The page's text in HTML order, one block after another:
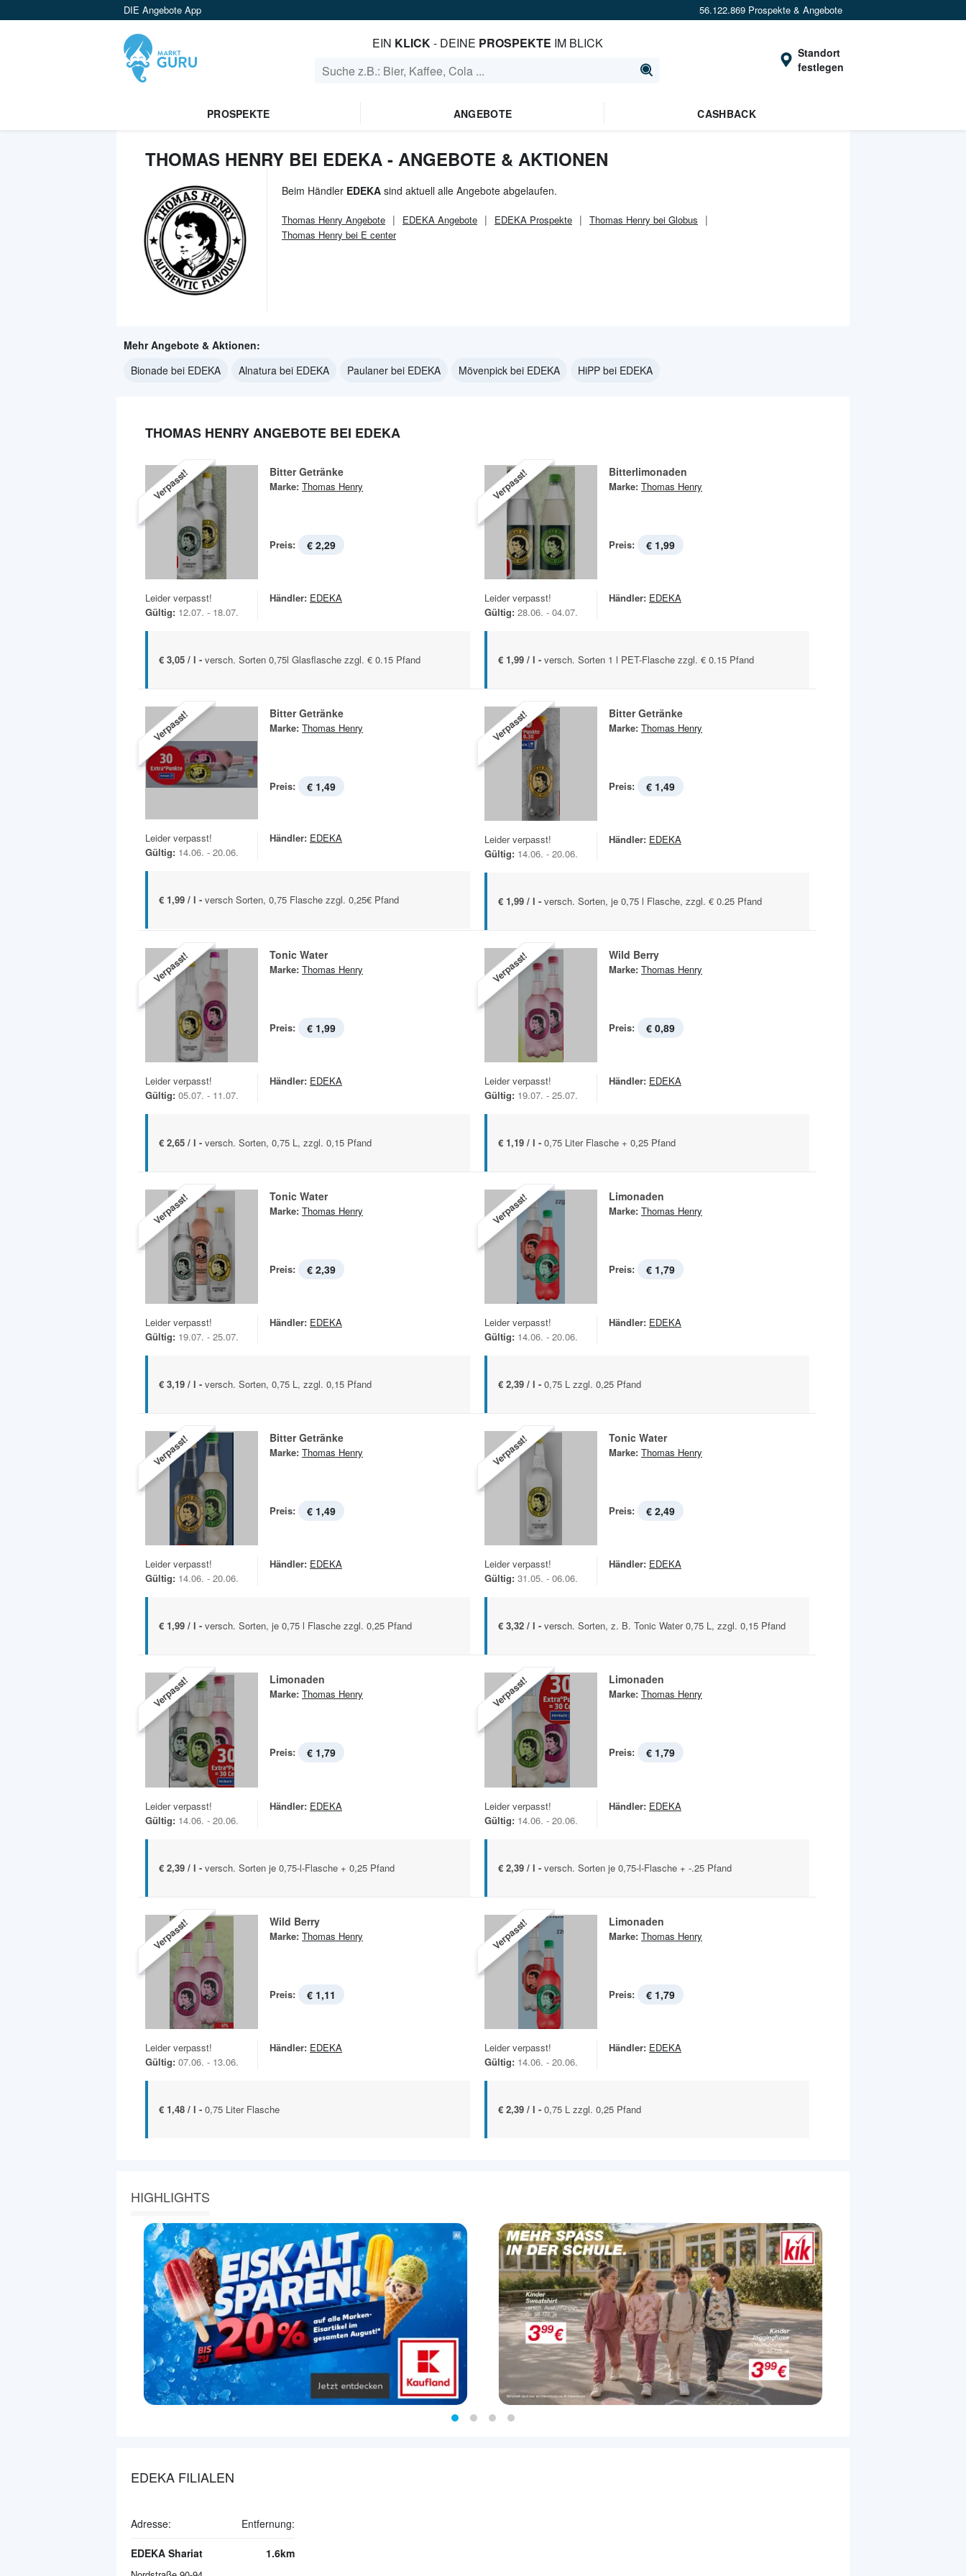
DIE Angebote App 56.122.869 Prospekte & Angebote
EIN KLICK- DEINE PROSPEKTE IM BLICK
Standort
festlegen
PROSPEKTE ANGEBOTE CASHBACK
THOMAS HENRY BEI EDEKA - ANGEBOTE & AKTIONEN
Beim Händler EDEKA sind aktuell alle Angebote abgelaufen.
Thomas Henry Angebote EDEKA Angebote EDEKA Prospekte
Thomas Henry bei Globus
Thomas Henry bei E center
Mehr Angebote & Aktionen:
Bionade bei EDEKA
Alnatura bei EDEKA Paulaner bei EDEKA Mövenpick bei EDEKA HiPP bei EDEKA
THOMAS HENRY ANGEBOTE BEI EDEKA
Verpasst! Bitter Getränke
Marke: Thomas Henry
Preis: € 2,29
Leider verpasst!
Gültig: 12.07. - 18.07.
Händler: EDEKA
€ 3,05 / l - versch. Sorten 0,75l Glasflasche zzgl. € 0.15 Pfand
Verpasst! Bitterlimonaden
Marke: Thomas Henry
Preis: € 1,99
Leider verpasst!
Gültig: 28.06. - 04.07.
Händler: EDEKA
€ 1,99 / l - versch. Sorten 1 l PET-Flasche zzgl. € 0.15 Pfand
Verpasst! Bitter Getränke
Marke: Thomas Henry
Preis: € 1,49
Leider verpasst!
Gültig: 14.06. - 20.06.
Händler: EDEKA
€ 1,99 / l - versch Sorten, 0,75 Flasche zzgl. 0,25€ Pfand
Verpasst! Bitter Getränke
Marke: Thomas Henry
Preis: € 1,49
Leider verpasst!
Gültig: 14.06. - 20.06.
Händler: EDEKA
€ 1,99 / l - versch. Sorten, je 0,75 l Flasche, zzgl. € 0.25 Pfand
Verpasst! Tonic Water
Marke: Thomas Henry
Preis: € 1,99
Leider verpasst!
Gültig: 05.07. - 11.07.
Händler: EDEKA
€ 2,65 / l - versch. Sorten, 0,75 L, zzgl. 0,15 Pfand
Verpasst! Wild Berry
Marke: Thomas Henry
Preis: € 0,89
Leider verpasst!
Gültig: 19.07. - 25.07.
Händler: EDEKA
€ 1,19 / l - 0,75 Liter Flasche + 0,25 Pfand
Verpasst! Tonic Water
Marke: Thomas Henry
Preis: € 2,39
Leider verpasst!
Gültig: 19.07. - 25.07.
Händler: EDEKA
€ 3,19 / l - versch. Sorten, 0,75 L, zzgl. 0,15 Pfand
Verpasst! Limonaden
Marke: Thomas Henry
Preis: € 1,79
Leider verpasst!
Gültig: 14.06. - 20.06.
Händler: EDEKA
€ 2,39 / l - 0,75 L zzgl. 0,25 Pfand
Verpasst! Bitter Getränke
Marke: Thomas Henry
Preis: € 1,49
Leider verpasst!
Gültig: 14.06. - 20.06.
Händler: EDEKA
€ 1,99 / l - versch. Sorten, je 0,75 l Flasche zzgl. 0,25 Pfand
Verpasst! Tonic Water
Marke: Thomas Henry
Preis: € 2,49
Leider verpasst!
Gültig: 31.05. - 06.06.
Händler: EDEKA
€ 3,32 / l - versch. Sorten, z. B. Tonic Water 0,75 L, zzgl. 0,15 Pfand
Verpasst! Limonaden
Marke: Thomas Henry
Preis: € 1,79
Leider verpasst!
Gültig: 14.06. - 20.06.
Händler: EDEKA
€ 2,39 / l - versch. Sorten je 0,75-l-Flasche + 0,25 Pfand
Verpasst! Limonaden
Marke: Thomas Henry
Preis: € 1,79
Leider verpasst!
Gültig: 14.06. - 20.06.
Händler: EDEKA
€ 2,39 / l - versch. Sorten je 0,75-l-Flasche + -.25 Pfand
Verpasst! Wild Berry
Marke: Thomas Henry
Preis: € 1,11
Leider verpasst!
Gültig: 07.06. - 13.06.
Händler: EDEKA
€ 1,48 / l - 0,75 Liter Flasche
Verpasst! Limonaden
Marke: Thomas Henry
Preis: € 1,79
Leider verpasst!
Gültig: 14.06. - 20.06.
Händler: EDEKA
€ 2,39 / l - 0,75 L zzgl. 0,25 Pfand
HIGHLIGHTS
EDEKA FILIALEN
Adresse: Entfernung:
EDEKA Shariat 1.6km